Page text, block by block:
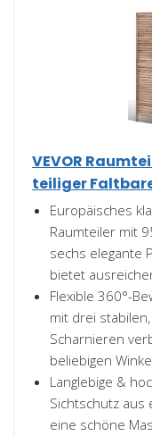
VEVOR
teiliger
Europäisches
Raumteiler mit
sechs elegante
bietet
Flexible 360°-
mit drei
Scharnieren
beliebigen
Langlebige &
Sichtschutz aus
eine schöne